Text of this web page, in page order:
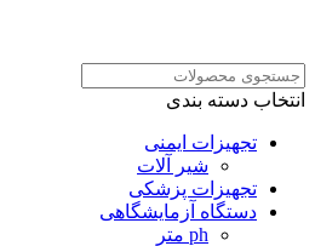
انتخاب دسته بندی
تجهیزات ایمنی
شیر آلات
تجهیزات پزشکی
دستگاه آزمایشگاهی
ph متر